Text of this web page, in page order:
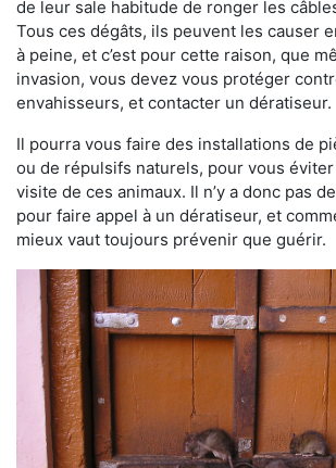
de leur sale habitude de ronger les
Tous ces dégâts, ils peuvent les causer
à peine, et c’est pour cette raison, que
invasion, vous devez vous protéger
envahisseurs, et contacter un dératiseur.
Il pourra vous faire des installations de
ou de répulsifs naturels, pour vous
visite de ces animaux. Il n’y a donc pas
pour faire appel à un dératiseur, et
mieux vaut toujours prévenir que guérir.